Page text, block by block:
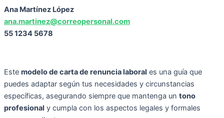
Ana Martínez López
ana.martinez@correopersonal.com
55 1234 5678
Este modelo de carta de renuncia laboral es una guía que
puedes adaptar según tus necesidades y circunstancias
específicas, asegurando siempre que mantenga un tono
profesional y cumpla con los aspectos legales y formales